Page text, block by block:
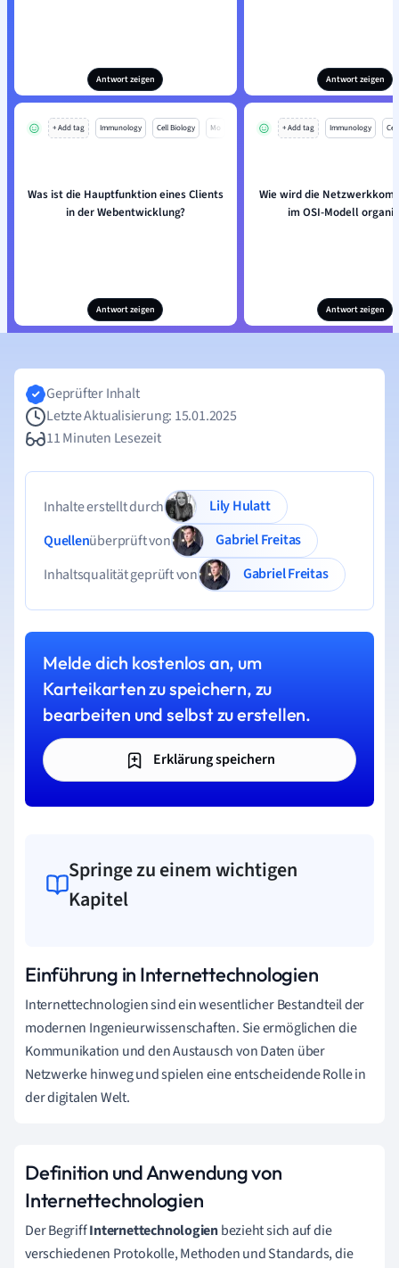
Antwort zeigen Antwort zeigen
+ Add tag Immunology Cell Biology Mo
Was ist die Hauptfunktion eines Clients
in der Webentwicklung?
Antwort zeigen
+ Add tag Immunology
Wie wird die
im OSI-Modell
Antwort zeigen
Geprüfter Inhalt
Letzte Aktualisierung: 15.01.2025
11 Minuten Lesezeit
Inhalte erstellt durch
Lily Hulatt
Quellenüberprüft von
Gabriel Freitas
Inhaltsqualität geprüft von
Gabriel Freitas
Melde dich kostenlos an, um
Karteikarten zu speichern, zu
bearbeiten und selbst zu erstellen.
Erklärung speichern
Springe zu einem wichtigen
Kapitel
Einführung in Internettechnologien
Internettechnologien sind ein wesentlicher Bestandteil der
modernen Ingenieurwissenschaften. Sie ermöglichen die
Kommunikation und den Austausch von Daten über
Netzwerke hinweg und spielen eine entscheidende Rolle in
der digitalen Welt.
Definition und Anwendung von
Internettechnologien
Der BegriffInternettechnologienbezieht sich auf die
verschiedenen Protokolle, Methoden und Standards, die